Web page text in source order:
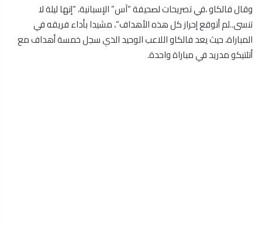
وقال فالكاو ،في تصريحات لصحيفة “آس” الإسبانية، “إنها ليلة لا
تنسى..لم أتوقع إحراز كل هذه الأهداف”، مشيدا بأداء فريقه في
المباراة، حيث يعد فالكاو اللاعب الوحيد الذي سجل خمسة أهداف مع
أتلتيكو مدريد في مباراة واحدة.